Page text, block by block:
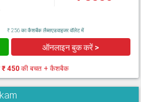
₹ 256 का कैशबैक लैब्सएडवाइजर वॉलेट में
ऑनलाइन बुक करें >
₹ 450की बचत + कैशबैक